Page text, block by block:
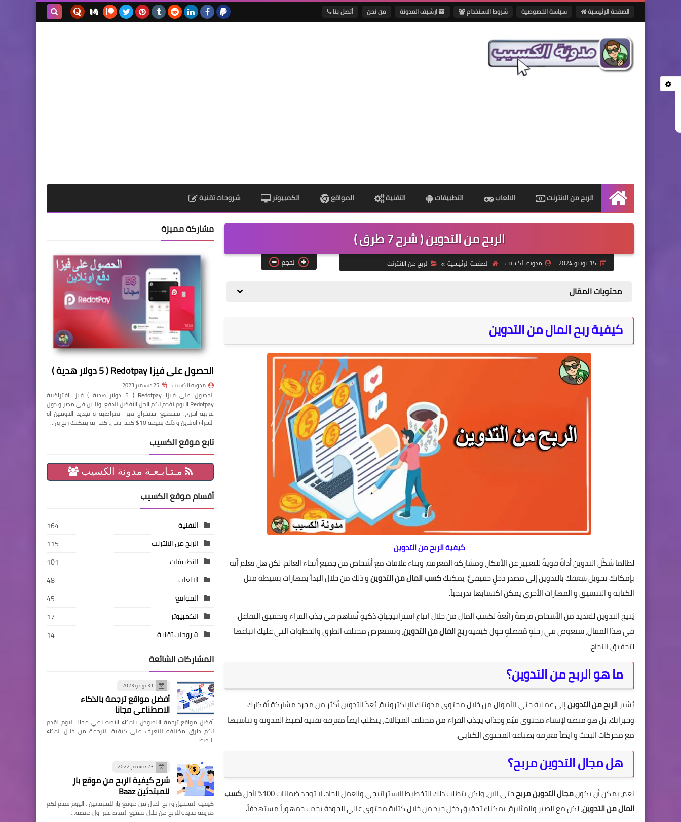
الصفحة الرئيسية سياسة الخصوصية شروط الاستخدام ارشيف المدونة من نحن أتصل بنا
الرئيسية
الربح من الانترنت الالعاب التطبيقات التقنية المواقع الكمبيوتر شروحات تقنية
الربح من التدوين ( شرح 7 طرق )
مدونة الكسيب الصفحة الرئيسية الربح من الانترنت الحجم
محتويات المقال
كيفية ربح المال من التدوين
كيفية الربح من التدوين
لطالما شكّل التدوين أداةً قويةً للتعبير عن الأفكار، ومشاركة المعرفة، وبناء علاقات مع أشخاص من جميع أنحاء العالم. لكن هل تعلم أنّه
بإمكانك تحويل شغفك بالتدوين إلى مصدر دخلٍ حقيقيٍّ. يمكنككسب المال من التدوينو ذلك من خلال البدأ بمهارات بسيطة مثل
الكتابة و التنسيق و المهارات الأخرى يمكن اكتسابها تدريجياً.
يُتيح التدوين للعديد من الأشخاص فرصةً رائعةً لكسب المال من خلال اتباع استراتيجياتٍ ذكيةٍ تُساهم في جذب القراء وتحقيق التفاعل.
في هذا المقال، سنغوص في رحلةٍ مُفصلةٍ حول كيفيةربح المال من التدوين، ونستعرض مختلف الطرق والخطوات التي عليك اتباعها
لتحقيق النجاح.
ما هو الربح من التدوين؟
يُشير الربح من التدوينإلى عملية جني الأموال من خلال محتوى مدونتك الإلكترونية، يُعدّ التدوين أكثر من مجرد مشاركة أفكارك
وخبراتك، بل هو منصة لإنشاء محتوى قيّم وجذاب يجذب القراء من مختلف المجالات، يتطلب ايضاً معرفة تقنية لضبط المدونة و تناسبها
مع محركات البحث و ايضاً معرفة بصناعة المحتوى الكتابي.
هل مجال التدوين مربح؟
نعم، يمكن أن يكونمجال التدوين مربححتى الان، ولكن يتطلب ذلك التخطيط الاستراتيجي والعمل الجاد. لا توجد ضمانات 100% لأجل
كسب
المال من التدوين، لكن مع الصبر والمثابرة، يمكنك تحقيق دخل جيد من خلال كتابة محتوى عالي الجودة يجذب جمهوراً مستهدفاً.
مشاركة مميزة
الحصول على فيزا Redotpay ( 5 دولار هدية )
مدونة الكسيب 25 ديسمبر 2023
الحصول على فيزا Redotpay ( 5 دولار هدية ) فيزا افتراضية
Redotpay اليوم نقدم لكم الحل الأفضل للدفع اونلاين فى مصر و دول
عربية اخرى. تستطيع استخراج فيزا افتراضية و تجديد الدومين او
الشراء اونلاين و ذلك بقيمة 10$ كحد ادنى. كما انه يمكنك ربح ق…
تابع موقع الكسيب
مـتـابـعـة مدونة الكسيب
أقسام موقع الكسيب
التقنية
164
الربح من الانترنت
115
التطبيقات
101
الالعاب
48
المواقع
45
الكمبيوتر
17
شروحات تقنية
14
المشاركات الشائعة
31 يوليو 2023
أفضل مواقع ترجمة بالذكاء
الاصطناعي مجانا
أفضل مواقع ترجمة النصوص بالذكاء الاصطناعي مجانا اليوم نقدم
لكم طرق مختلفه للتعرف على كيفية الترجمة من خلال الذكاء
الاصط…
23 ديسمبر 2022
شرح كيفية الربح من موقع باز
للمبتدئين Baaz
كيفية التسجيل و ربح المال من موقع باز للمبتدئين . اليوم نقدم لكم
طريقة جديدة للربح من خلال تجميع النقاط عبر اول منصه…